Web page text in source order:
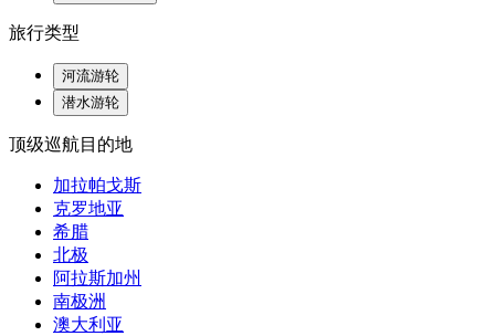
旅行类型
河流游轮
潜水游轮
顶级巡航目的地
加拉帕戈斯
克罗地亚
希腊
北极
阿拉斯加州
南极洲
澳大利亚